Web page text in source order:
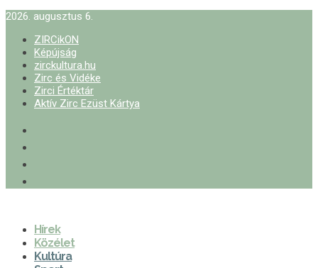
2026. augusztus 6.
ZIRCikON
Képújság
zirckultura.hu
Zirc és Vidéke
Zirci Értéktár
Aktív Zirc Ezüst Kártya
Hírek
Közélet
Kultúra